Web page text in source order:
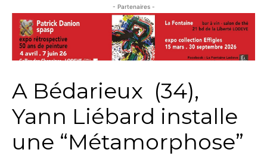
- Partenaires -
A Bédarieux (34),
Yann Liébard installe
une “Métamorphose”